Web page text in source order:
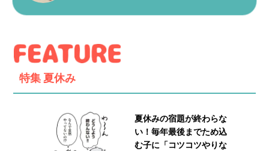
特集 夏休み
夏休みの宿題が終わらな
い！毎年最後までため込
む子に「コツコツやりな